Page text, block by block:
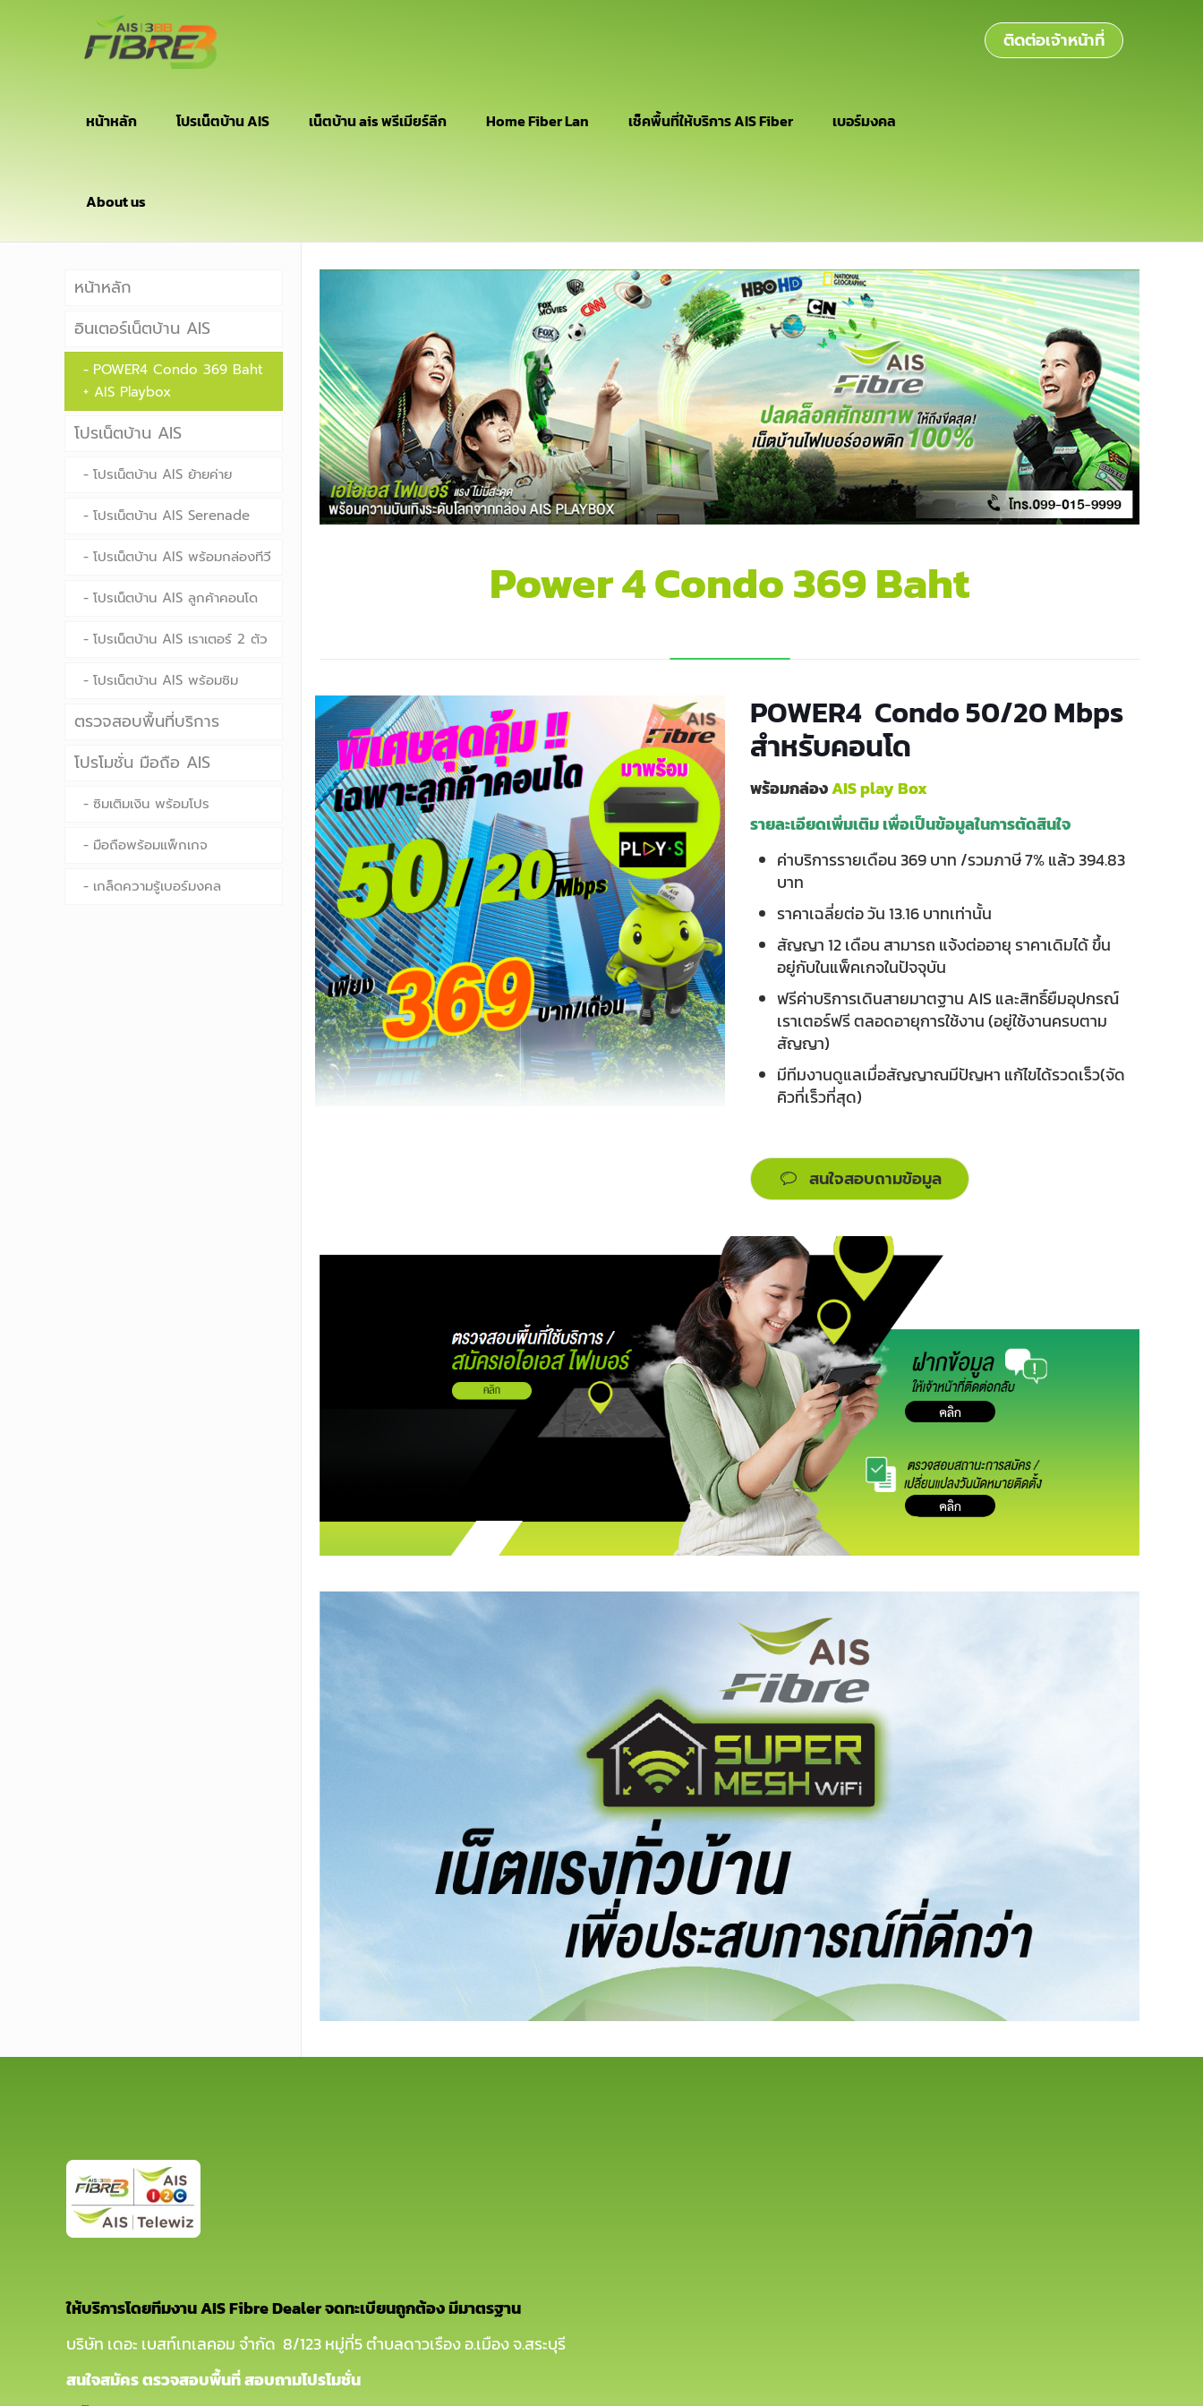
หน้าหลัก โปรเน็ตบ้าน AIS เน็ตบ้าน ais พรีเมียร์ลีก Home Fiber Lan เช็คพื้นที่ให้บริการ AIS Fiber เบอร์มงคล
About us
ติดต่อเจ้าหน้าที่
Power 4 Condo 369 Baht
POWER4 Condo 50/20 Mbps
สำหรับคอนโด
พร้อมกล่องAIS play Box
รายละเอียดเพิ่มเติม เพื่อเป็นข้อมูลในการตัดสินใจ
ค่าบริการรายเดือน 369 บาท /รวมภาษี 7% แล้ว 394.83
บาท
ราคาเฉลี่ยต่อ วัน 13.16 บาทเท่านั้น
สัญญา 12 เดือน สามารถ แจ้งต่ออายุ ราคาเดิมได้ ขึ้น
อยู่กับในแพ็คเกจในปัจจุบัน
ฟรีค่าบริการเดินสายมาตฐาน AIS และสิทธิ์ยืมอุปกรณ์
เราเตอร์ฟรี ตลอดอายุการใช้งาน (อยู่ใช้งานครบตาม
สัญญา)
มีทีมงานดูแลเมื่อสัญญาณมีปัญหา แก้ไขได้รวดเร็ว(จัด
คิวที่เร็วที่สุด)
สนใจสอบถามข้อมูล
คลิก
คลิก
หน้าหลัก
อินเตอร์เน็ตบ้าน AIS
POWER4 Condo 369 Baht
+ AIS Playbox
โปรเน็ตบ้าน AIS
โปรเน็ตบ้าน AIS ย้ายค่าย
โปรเน็ตบ้าน AIS Serenade
โปรเน็ตบ้าน AIS พร้อมกล่องทีวี
โปรเน็ตบ้าน AIS ลูกค้าคอนโด
โปรเน็ตบ้าน AIS เราเตอร์ 2 ตัว
โปรเน็ตบ้าน AIS พร้อมซิม
ตรวจสอบพื้นที่บริการ
โปรโมชั่น มือถือ AIS
ซิมเติมเงิน พร้อมโปร
มือถือพร้อมแพ็กเกจ
เกล็ดความรู้เบอร์มงคล
ให้บริการโดยทีมงาน AIS Fibre Dealer จดทะเบียนถูกต้อง มีมาตรฐาน
บริษัท เดอะ เบสท์เทเลคอม จำกัด 8/123 หมู่ที่5 ตำบลดาวเรือง อ.เมือง จ.สระบุรี
สนใจสมัคร ตรวจสอบพื้นที่ สอบถามโปรโมชั่น